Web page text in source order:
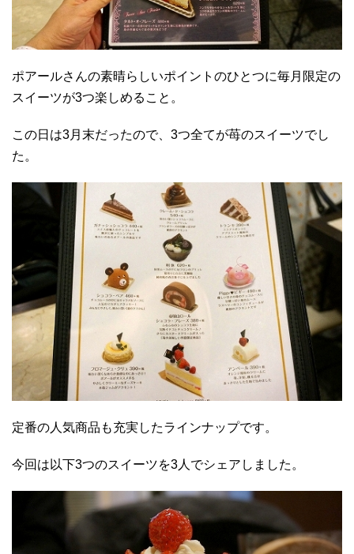
ポアールさんの素晴らしいポイントのひとつに毎月限定の
スイーツが3つ楽しめること。
この日は3月末だったので、3つ全てが苺のスイーツでし
た。
定番の人気商品も充実したラインナップです。
今回は以下3つのスイーツを3人でシェアしました。